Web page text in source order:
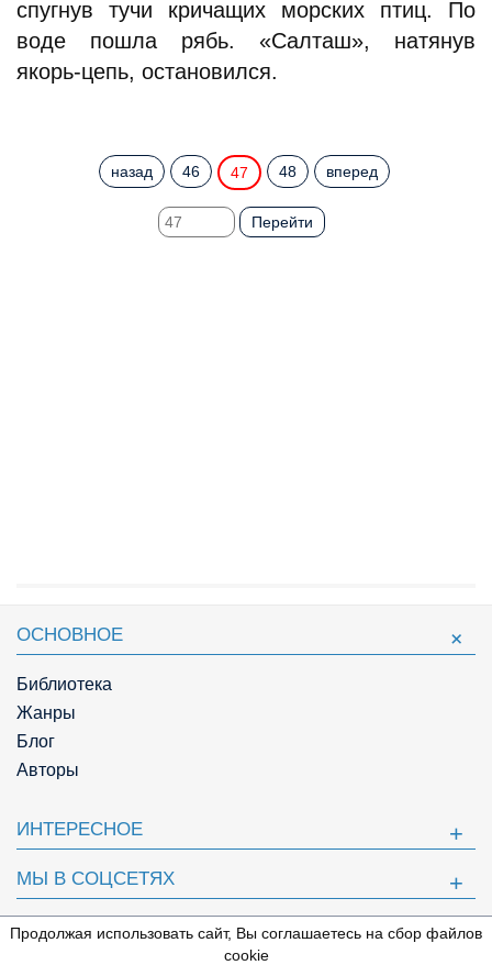
спугнув тучи кричащих морских птиц. По
воде пошла рябь. «Салташ», натянув
якорь-цепь, остановился.
назад 46 47 48 вперед
Перейти
⇩
ОСНОВНОЕ
Библиотека
Жанры
Блог
Авторы
ИНТЕРЕСНОЕ
МЫ В СОЦСЕТЯХ
ПОЛЕЗНОЕ
Продолжая использовать сайт, Вы соглашаетесь на сбор файлов
cookie